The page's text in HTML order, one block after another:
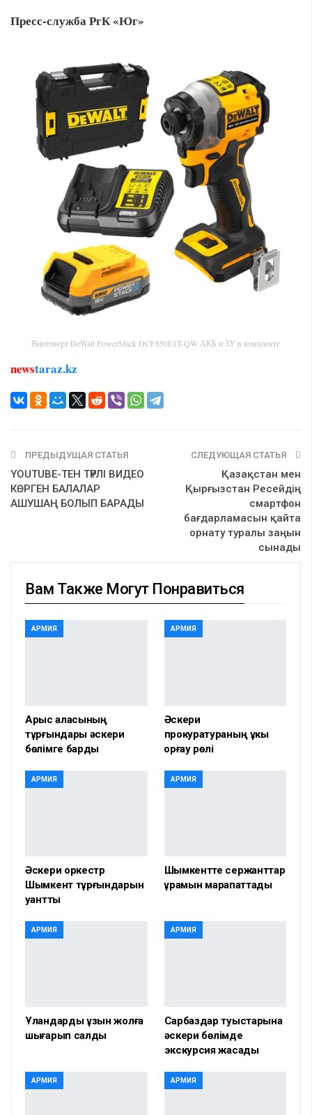
Пресс-служба РгК «Юг»
Винтоверт DeWalt PowerStack DCF850E1T-QW АКБ и ЗУ в комплекте
newstaraz.kz
ПРЕДЫДУЩАЯ СТАТЬЯ
YOUTUBE-ТЕН ТҮРЛІ ВИДЕО
КӨРГЕН БАЛАЛАР
АШУШАҢ БОЛЫП БАРАДЫ
СЛЕДУЮЩАЯ СТАТЬЯ
Қазақстан мен
Қырғызстан Ресейдің
смартфон
бағдарламасын қайта
орнату туралы заңын
сынады
Вам Также Могут Понравиться
АРМИЯ
Арыс қаласының
тұрғындары әскери
бөлімге барды
АРМИЯ
Әскери
прокуратураның құкық
қорғау рөлі
АРМИЯ
Әскери оркестр
Шымкент тұрғындарын
қуантты
АРМИЯ
Шымкентте сержанттар
құрамын марапаттады
АРМИЯ
Ұландарды ұзын жолға
шығарып салды
АРМИЯ
Сарбаздар туыстарына
әскери бөлімде
экскурсия жасады
АРМИЯ АРМИЯ